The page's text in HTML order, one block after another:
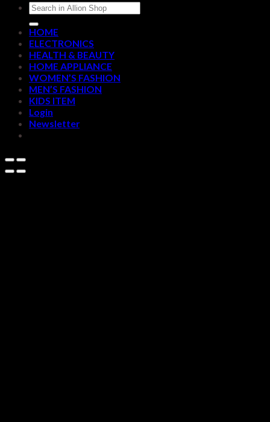
Search
for:
HOME
ELECTRONICS
HEALTH & BEAUTY
HOME APPLIANCE
WOMEN’S FASHION
MEN’S FASHION
KIDS ITEM
Login
Newsletter